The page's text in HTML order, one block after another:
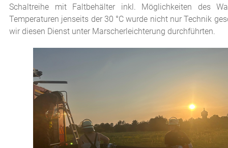
Schaltreihe mit Faltbehälter inkl. Möglichkeiten des
Temperaturen jenseits der 30 °C wurde nicht nur Technik
wir diesen Dienst unter Marscherleichterung durchführten.